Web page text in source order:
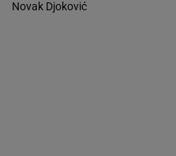
Novak Djoković